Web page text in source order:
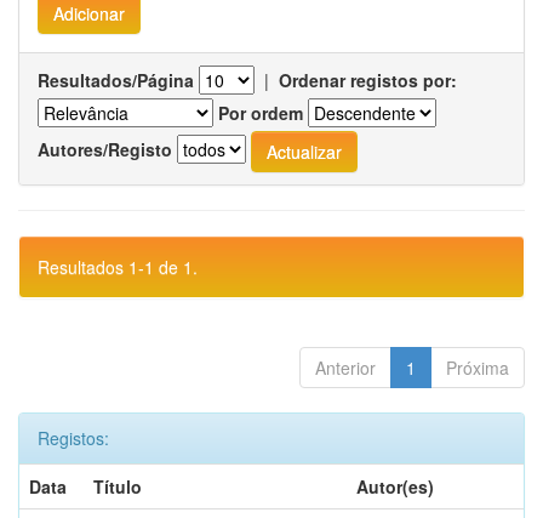
Resultados/Página | Ordenar registos por:
Por ordem
Autores/Registo
Resultados 1-1 de 1.
Anterior 1 Próxima
Registos:
Data
Título
Autor(es)